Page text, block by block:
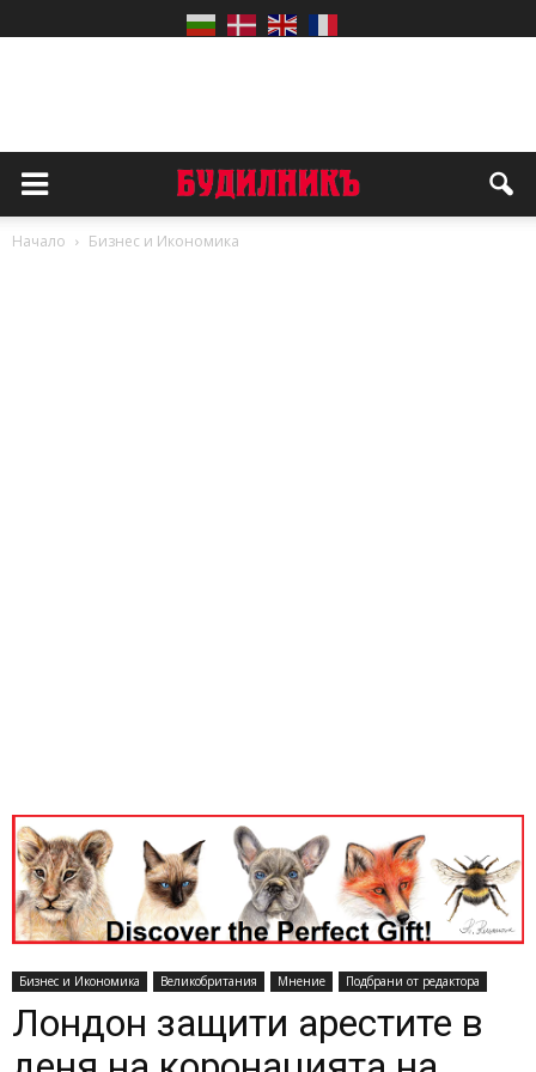
Начало Бизнес и Икономика
Бизнес и Икономика Великобритания Мнение Подбрани от редактора
Лондон защити арестите в